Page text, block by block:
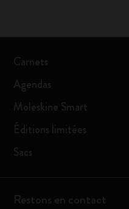
Carnets
Agendas
Moleskine Smart
Éditions limitées
Sacs
Restons en contact